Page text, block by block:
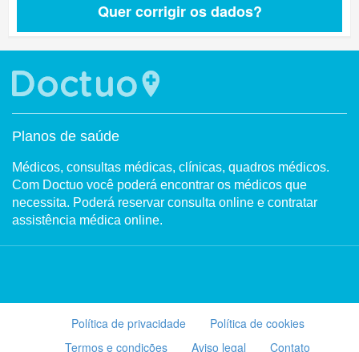
Quer corrigir os dados?
Planos de saúde
Médicos, consultas médicas, clínicas, quadros médicos.
Com Doctuo você poderá encontrar os médicos que
necessita. Poderá reservar consulta online e contratar
assistência médica online.
Política de privacidade
Política de cookies
Termos e condições
Aviso legal Contato